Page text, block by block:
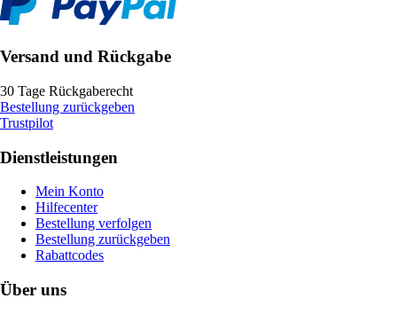
Versand und Rückgabe
30 Tage Rückgaberecht
Bestellung zurückgeben
Trustpilot
Dienstleistungen
Mein Konto
Hilfecenter
Bestellung verfolgen
Bestellung zurückgeben
Rabattcodes
Über uns